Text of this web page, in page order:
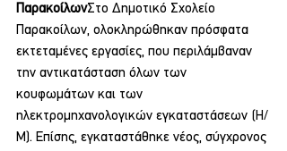
ΠαρακοίλωνΣτο Δημοτικό Σχολείο
Παρακοίλων, ολοκληρώθηκαν πρόσφατα
εκτεταμένες εργασίες, που περιλάμβαναν
την αντικατάσταση όλων των
κουφωμάτων και των
ηλεκτρομηχανολογικών εγκαταστάσεων (Η/
Μ). Επίσης, εγκαταστάθηκε νέος, σύγχρονος